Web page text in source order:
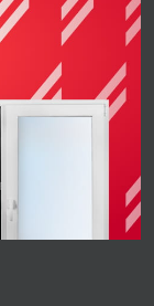
качества
сроки. В